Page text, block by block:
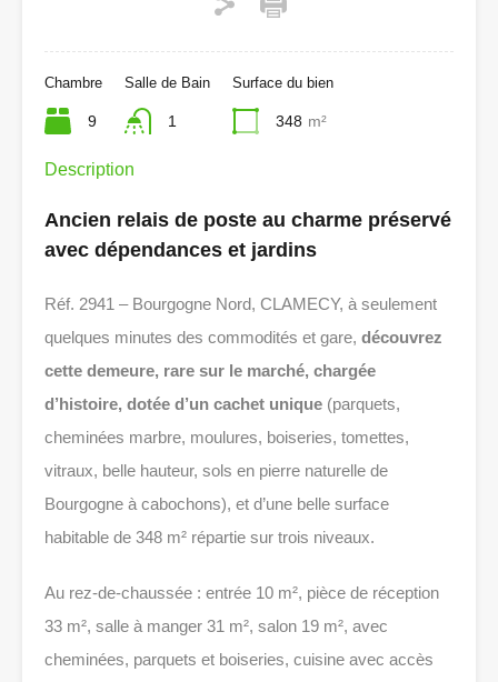
Chambre
9
Salle de Bain
1
Surface du bien
348 m²
Description
Ancien relais de poste au charme préservé
avec dépendances et jardins
Réf. 2941 – Bourgogne Nord, CLAMECY, à seulement
quelques minutes des commodités et gare, découvrez
cette demeure, rare sur le marché, chargée
d’histoire, dotée d’un cachet unique (parquets,
cheminées marbre, moulures, boiseries, tomettes,
vitraux, belle hauteur, sols en pierre naturelle de
Bourgogne à cabochons), et d’une belle surface
habitable de 348 m² répartie sur trois niveaux.
Au rez-de-chaussée : entrée 10 m², pièce de réception
33 m², salle à manger 31 m², salon 19 m², avec
cheminées, parquets et boiseries, cuisine avec accès